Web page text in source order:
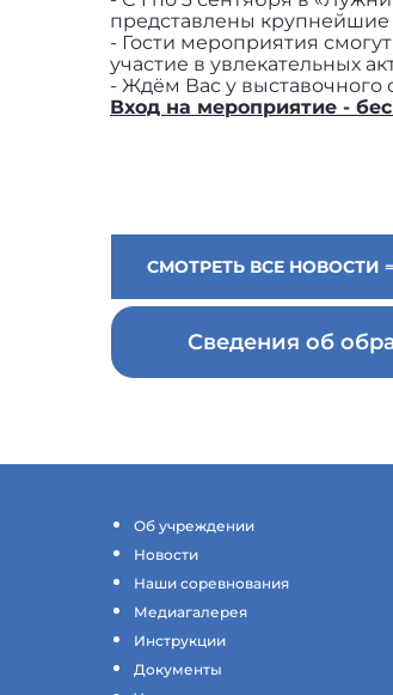
представлены
- Гости мероприятия
участие в увлекательных
- Ждём Вас у выставочного
Вход на мероприятие -
СМОТРЕТЬ ВСЕ НОВОСТИ
Сведения об
Об учреждении
Новости
Наши соревнования
Медиагалерея
Инструкции
Документы